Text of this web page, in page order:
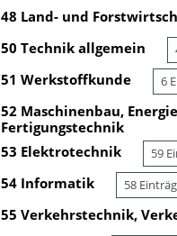
48 Land- und
50 Technik allgemein
51 Werkstoffkunde 6
52 Maschinenbau,
Fertigungstechnik
53 Elektrotechnik 59
54 Informatik 58
55 Verkehrstechnik,